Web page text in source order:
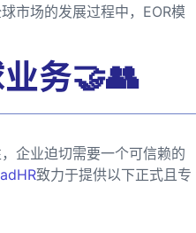
市场的发展过程中，EOR模
务🤝👥
企业迫切需要一个可信赖的
致力于提供以下正式且专